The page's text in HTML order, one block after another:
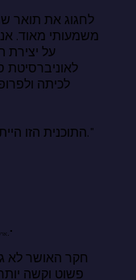
התוכנית הזו הייתה תענוג, באופן אישי, אקדמי ומקצועי."
"אושר לא נמצא במה שאנחנו יודעים. הוא נמצא במה שאנחנו עושים שוב ושוב."